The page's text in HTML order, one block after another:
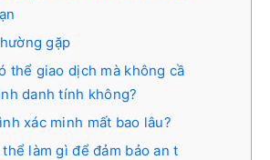
gặp
thể giao dịch mà không cầ
danh tính không?
xác minh mất bao lâu?
làm gì để đảm bảo an t